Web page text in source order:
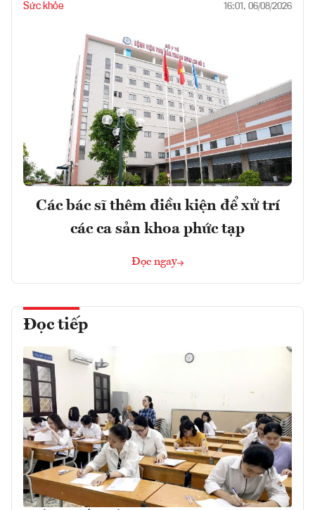
Sức khỏe 16:01, 06/08/2026
Các bác sĩ thêm điều kiện để xử trí
các ca sản khoa phức tạp
Đọc ngay
Đọc tiếp